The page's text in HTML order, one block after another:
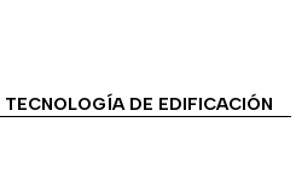
TECNOLOGÍA DE EDIFICACIÓN